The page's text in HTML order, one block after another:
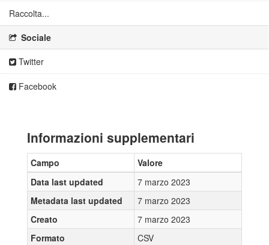
Raccolta...
Sociale
Twitter
Facebook
Informazioni supplementari
Campo
Valore
Data last updated
7 marzo 2023
Metadata last updated
7 marzo 2023
Creato
7 marzo 2023
Formato
CSV